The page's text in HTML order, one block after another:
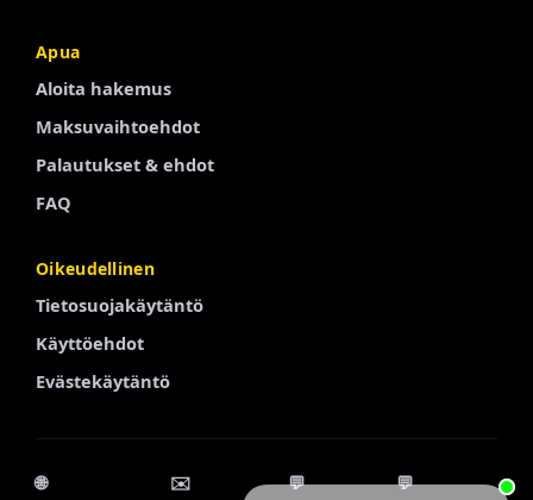
Apua
Aloita hakemus
Maksuvaihtoehdot
Palautukset & ehdot
FAQ
Oikeudellinen
Tietosuojakäytäntö
Käyttöehdot
Evästekäytäntö
🌐
✉️
💬
💬
Korean